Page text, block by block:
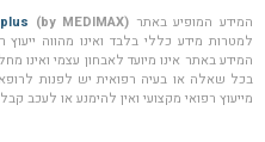
המידע המופיע באתר (by MEDIMAX)
למטרות מידע כללי בלבד ואינו מהווה
המידע באתר אינו מיועד לאבחון עצמי ואינו
בכל שאלה או בעיה רפואית יש לפנות
מייעוץ רפואי מקצועי ואין להימנע או לעכב